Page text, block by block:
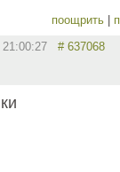
поощрить |
21:00:27 # 637068